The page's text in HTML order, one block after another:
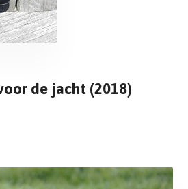
de jacht (2018)